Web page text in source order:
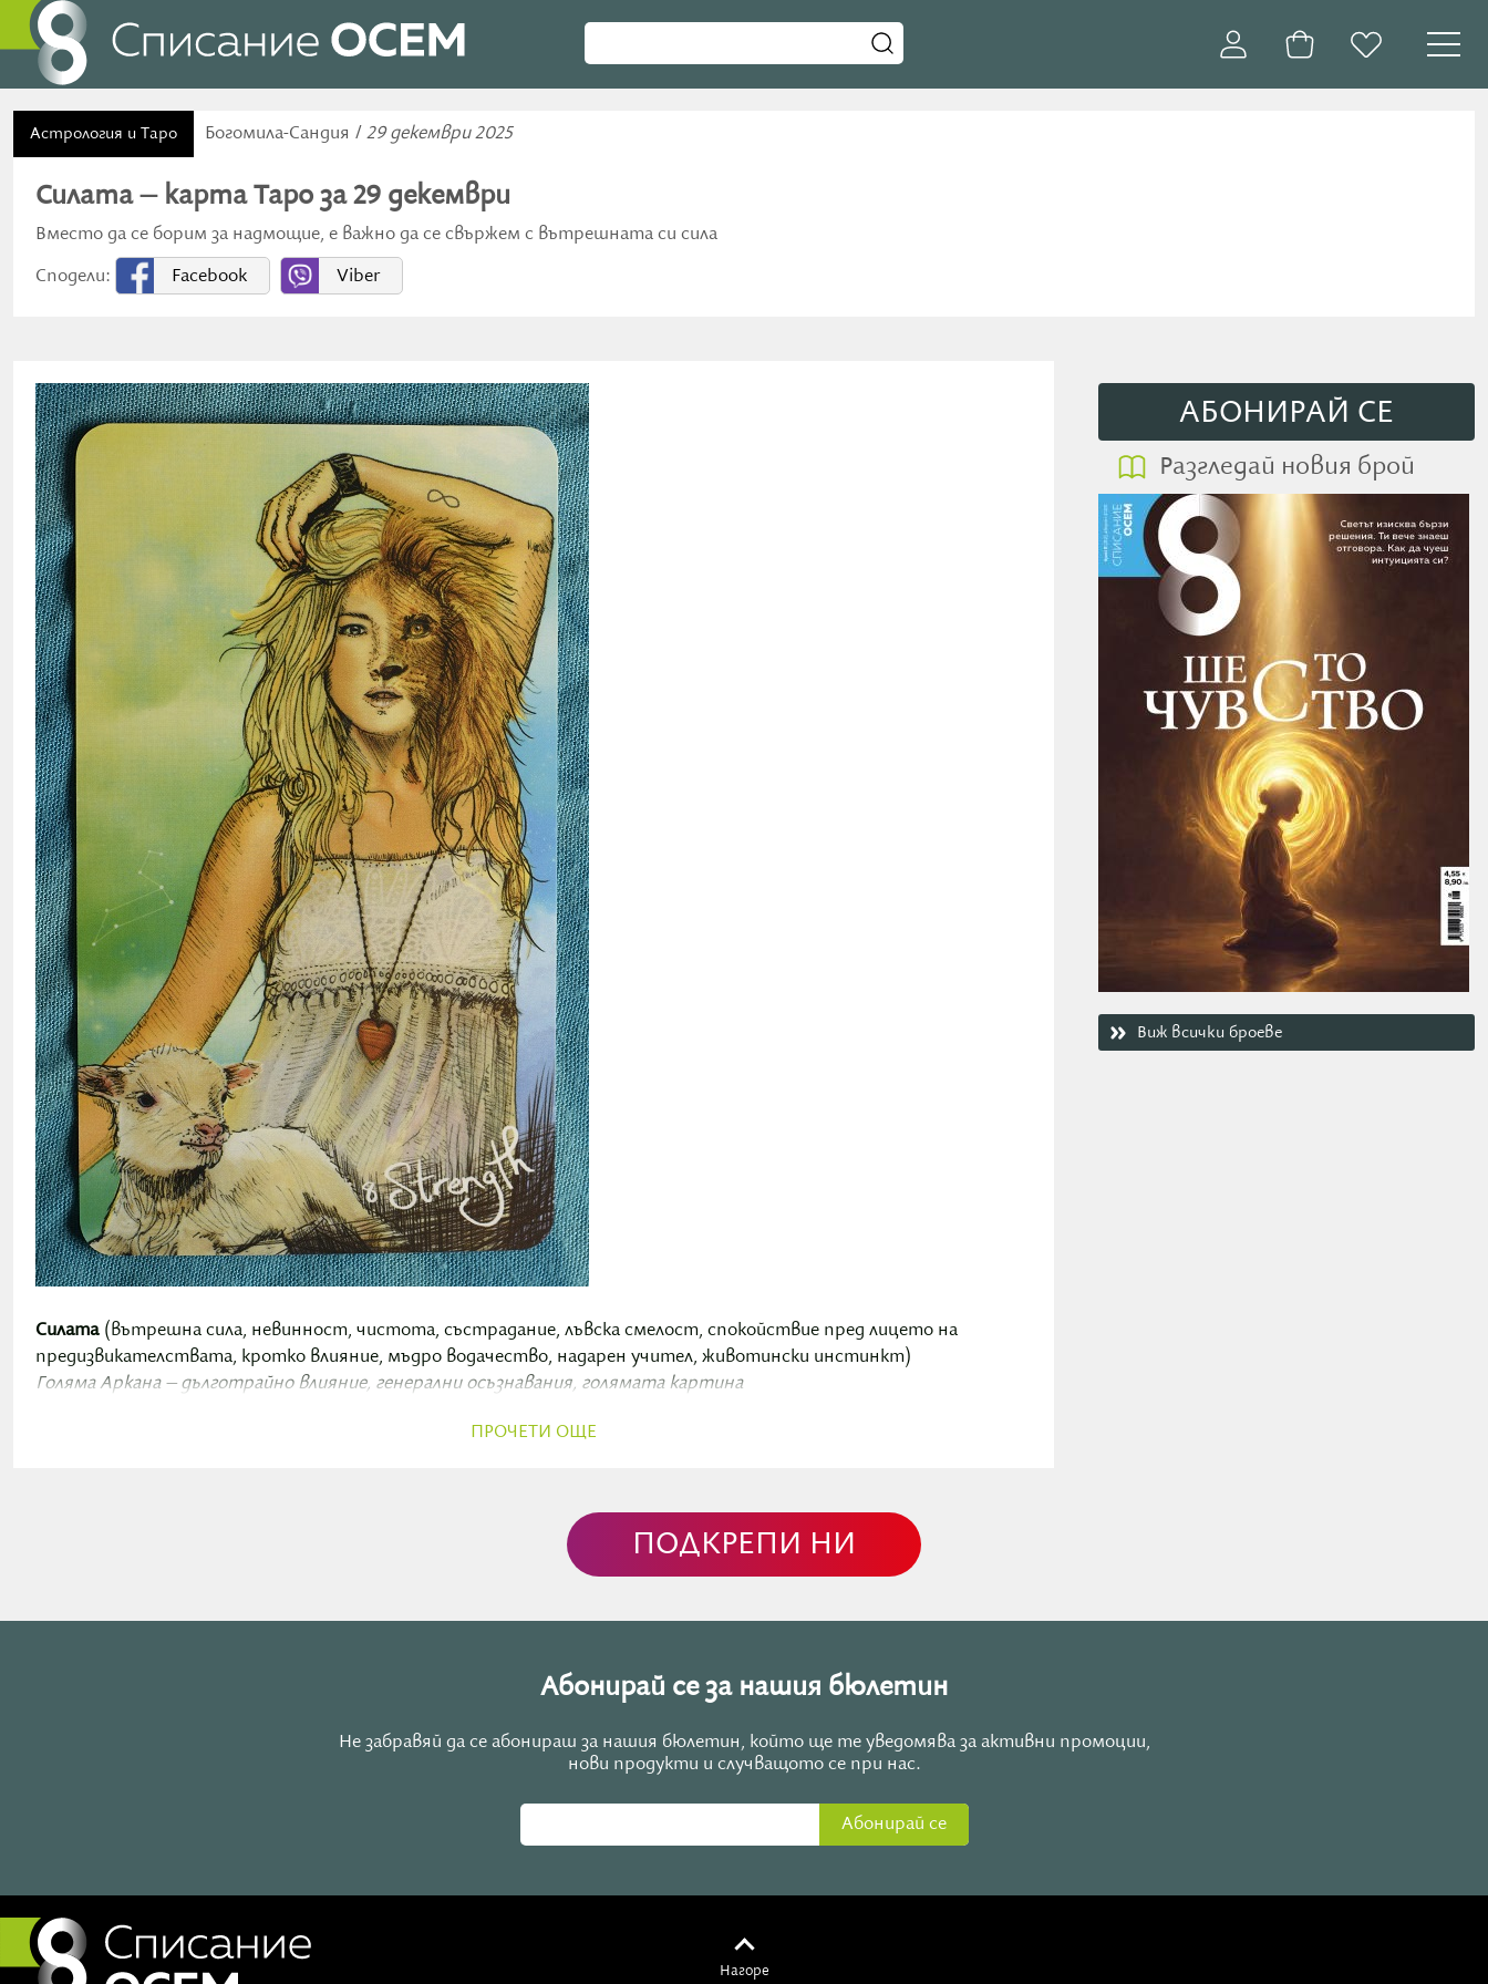
Астрология и Таро Богомила-Сандия / 29 декември 2025
Силата – карта Таро за 29 декември
Вместо да се борим за надмощие, е важно да се свържем с вътрешната си сила
Сподели:
Facebook Viber
Силата (вътрешна сила, невинност, чистота, състрадание, лъвска смелост, спокойствие пред лицето на
предизвикателствата, кротко влияние, мъдро водачество, надарен учител, животински инстинкт)
Голяма Аркана – дълготрайно влияние, генерални осъзнавания, голямата картина
Днес се появява картата на Силата, за да ни подкрепи, да върне нашата увереност и да ни напомни, че
На изображението се вижда млада жена, чието лице е наполовина човешко, наполовина лъвско. На ръката й е
татуиран символът на безкрайността, а на гърдите й виси закачено червено сърце. До нея доверчиво е легнало
Днес имаме възможност да променим дадена ситуация като останем спокойни и центрирани в себе си. Ако се
Както меката вода заглажда ръбовете на острите камъни, така и в нас има място, съдържащо едновременно
смелост и покой. Подходящ момент за поставяне на начало и утвърждаване на позиции.
декември не са много леки – явно тече превключване от един коловоз в друг. На 3 януари идва и първото
пълнолуние за годината в знака Рак. Присъстват три карти от Голямата Аркана, носещи първоначално
ПРОЧЕТИ ОЩЕ
АБОНИРАЙ СE
Разгледай новия брой
Виж всички броеве
ПОДКРЕПИ НИ
Абонирай се за нашия бюлетин
Не забравяй да се абонираш за нашия бюлетин, който ще те уведомява за активни промоции,
нови продукти и случващото се при нас.
Абонирай се
Нагоре